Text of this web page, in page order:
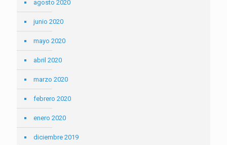
agosto 2020
junio 2020
mayo 2020
abril 2020
marzo 2020
febrero 2020
enero 2020
diciembre 2019